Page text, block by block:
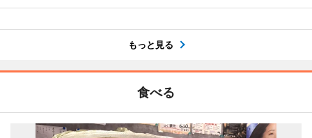
もっと見る
食べる